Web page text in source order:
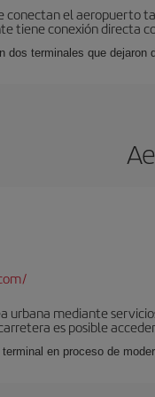
conectan el aeropuerto
tiene conexión directa
dos terminales que
mediante
es posible
en proceso de